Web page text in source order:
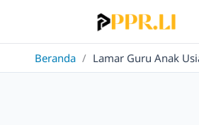
Beranda / Lamar Guru Anak